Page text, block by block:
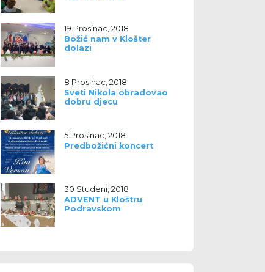
19 Prosinac, 2018
Božić nam v Klošter
dolazi
8 Prosinac, 2018
Sveti Nikola obradovao
dobru djecu
5 Prosinac, 2018
Predbožićni koncert
30 Studeni, 2018
ADVENT u Kloštru
Podravskom